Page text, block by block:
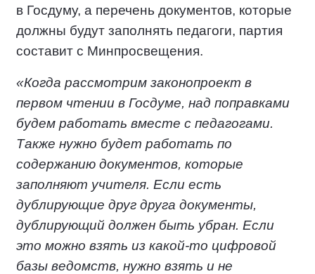
в Госдуму, а перечень документов, которые
должны будут заполнять педагоги, партия
составит с Минпросвещения.
«Когда рассмотрим законопроект в
первом чтении в Госдуме, над поправками
будем работать вместе с педагогами.
Также нужно будет работать по
содержанию документов, которые
заполняют учителя. Если есть
дублирующие друг друга документы,
дублирующий должен быть убран. Если
это можно взять из какой-то цифровой
базы ведомств, нужно взять и не